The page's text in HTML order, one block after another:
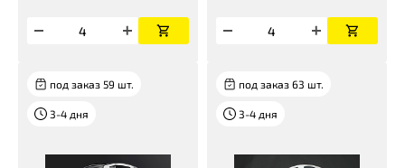
под заказ 59 шт.
3-4 дня
под заказ 63 шт.
3-4 дня